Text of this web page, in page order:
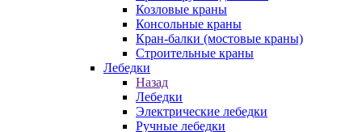
Козловые краны
Консольные краны
Кран-балки (мостовые краны)
Строительные краны
Лебедки
Назад
Лебедки
Электрические лебедки
Ручные лебедки